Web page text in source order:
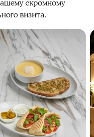
скромному
визита.